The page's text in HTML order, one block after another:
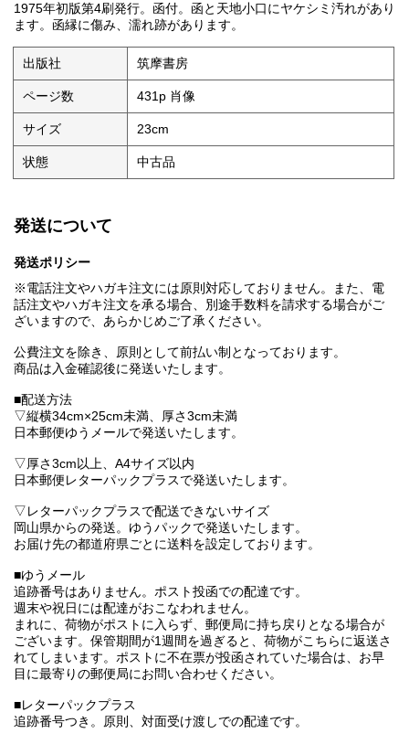
1975年初版第4刷発行。函付。函と天地小口にヤケシミ汚れがあり
ます。函縁に傷み、濡れ跡があります。
出版社 筑摩書房
ページ数 431p 肖像
サイズ 23cm
状態 中古品
発送について
発送ポリシー
※電話注文やハガキ注文には原則対応しておりません。また、電
話注文やハガキ注文を承る場合、別途手数料を請求する場合がご
ざいますので、あらかじめご了承ください。
公費注文を除き、原則として前払い制となっております。
商品は入金確認後に発送いたします。
■配送方法
▽縦横34cm×25cm未満、厚さ3cm未満
日本郵便ゆうメールで発送いたします。
▽厚さ3cm以上、A4サイズ以内
日本郵便レターパックプラスで発送いたします。
▽レターパックプラスで配送できないサイズ
岡山県からの発送。ゆうパックで発送いたします。
お届け先の都道府県ごとに送料を設定しております。
■ゆうメール
追跡番号はありません。ポスト投函での配達です。
週末や祝日には配達がおこなわれません。
まれに、荷物がポストに入らず、郵便局に持ち戻りとなる場合が
ございます。保管期間が1週間を過ぎると、荷物がこちらに返送さ
れてしまいます。ポストに不在票が投函されていた場合は、お早
目に最寄りの郵便局にお問い合わせください。
■レターパックプラス
追跡番号つき。原則、対面受け渡しでの配達です。